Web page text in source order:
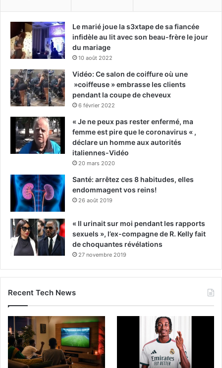
Le marié joue la s3xtape de sa fiancée
infidèle au lit avec son beau-frère le jour
du mariage
10 août 2022
Vidéo: Ce salon de coiffure où une
»coiffeuse » embrasse les clients
pendant la coupe de cheveux
6 février 2022
« Je ne peux pas rester enfermé, ma
femme est pire que le coronavirus « ,
déclare un homme aux autorités
italiennes-Vidéo
20 mars 2020
Santé: arrêtez ces 8 habitudes, elles
endommagent vos reins!
26 août 2019
« Il urinait sur moi pendant les rapports
sexuels », l’ex-compagne de R. Kelly fait
de choquantes révélations
27 novembre 2019
Recent Tech News